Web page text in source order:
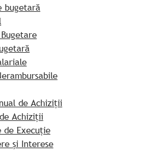
bugetară
de Achiziții
Achiziții
de Execuție
și Interese